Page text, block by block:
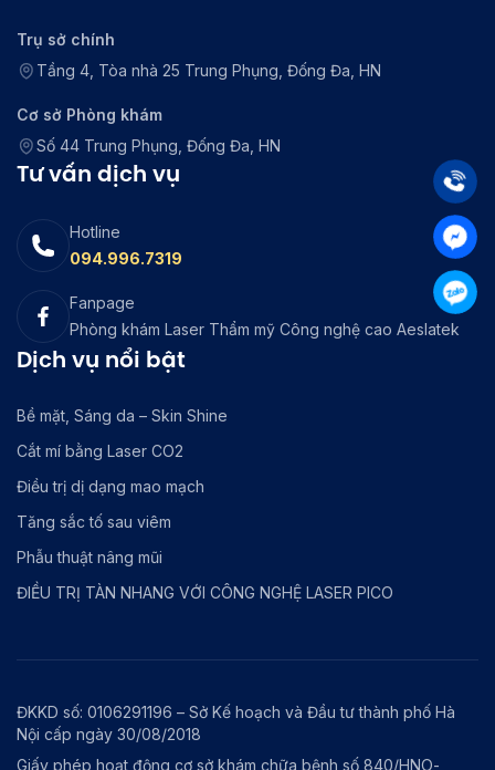
Trụ sở chính
Tầng 4, Tòa nhà 25 Trung Phụng, Đống Đa, HN
Cơ sở Phòng khám
Số 44 Trung Phụng, Đống Đa, HN
Tư vấn dịch vụ
Hotline
094.996.7319
Fanpage
Phòng khám Laser Thẩm mỹ Công nghệ cao Aeslatek
Dịch vụ nổi bật
Bề mặt, Sáng da – Skin Shine
Cắt mí bằng Laser CO2
Điều trị dị dạng mao mạch
Tăng sắc tố sau viêm
Phẫu thuật nâng mũi
ĐIỀU TRỊ TÀN NHANG VỚI CÔNG NGHỆ LASER PICO
ĐKKD số: 0106291196 – Sở Kế hoạch và Đầu tư thành phố Hà
Nội cấp ngày 30/08/2018
Giấy phép hoạt động cơ sở khám chữa bệnh số 840/HNO-